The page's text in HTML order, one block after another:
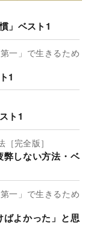
」ベスト1
一」で生きるため
1
ト1
完全版］
弊しない方法・ベ
一」で生きるため
よかった」と思